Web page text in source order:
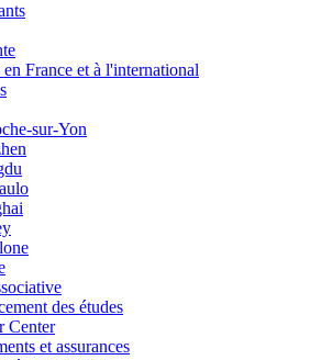
France et à l'international
sur-Yon
des études
Center
et assurances